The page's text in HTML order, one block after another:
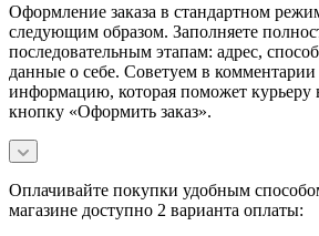
Оформление заказа в стандартном
следующим образом. Заполняете
последовательным этапам: адрес,
данные о себе. Советуем в комментарии
информацию, которая поможет курьеру
кнопку «Оформить заказ».
Оплачивайте покупки удобным
магазине доступно 2 варианта оплаты: